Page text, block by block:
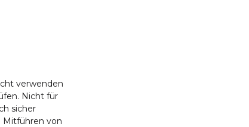
verwenden
Nicht für
sicher
Mitführen von